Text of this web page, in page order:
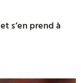
s’en prend à